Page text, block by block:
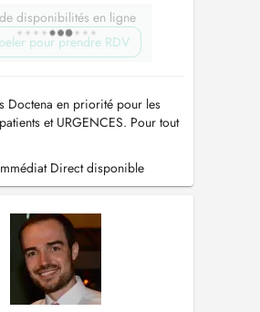
disponibilités en ligne
pour prendre RDV
Doctena en priorité pour les
et URGENCES. Pour tout
il est très fortement
nous appeler directement au
davidhoa@drhoa-dentiste.lu
Direct disponible